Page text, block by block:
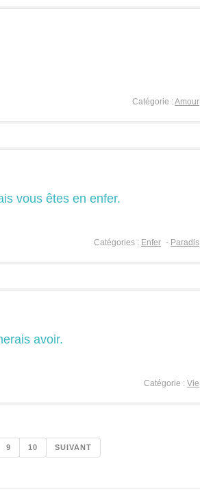
Catégorie :Amour
vous êtes en enfer.
Catégories : Enfer - Paradis
avoir.
Catégorie : Vie
9 10 SUIVANT